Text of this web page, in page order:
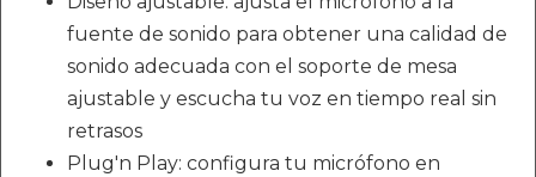
fuente de sonido para obtener una calidad de
sonido adecuada con el soporte de mesa
ajustable y escucha tu voz en tiempo real sin
retrasos
Plug'n Play: configura tu micrófono en